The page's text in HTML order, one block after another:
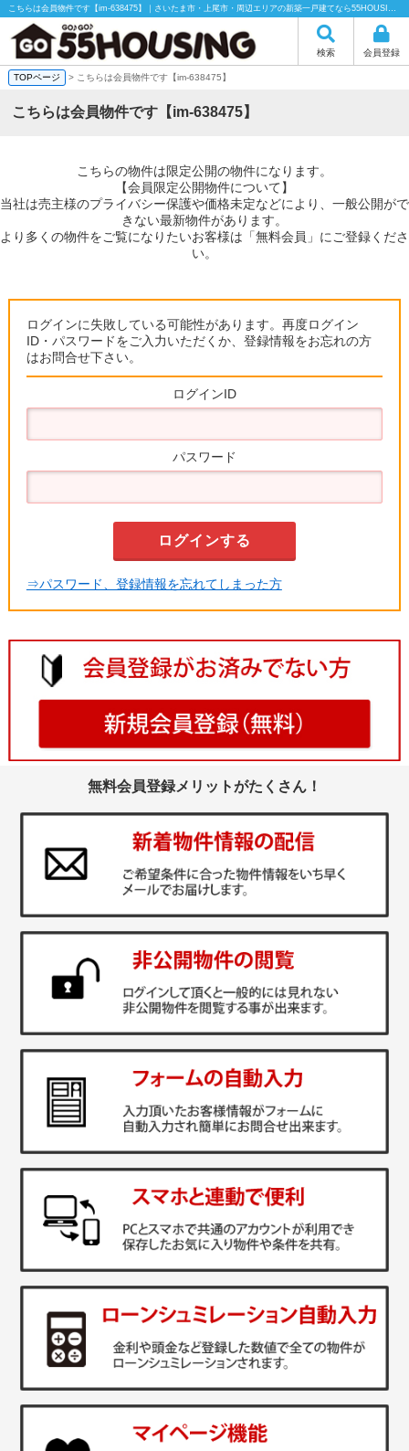
こちらは会員物件です【im-638475】｜さいたま市・上尾市・周辺エリアの新築一戸建てなら55HOUSING（55ハウジング）にお任せください！
検索 会員登録
TOPページ > こちらは会員物件です【im-638475】
こちらは会員物件です【im-638475】
こちらの物件は限定公開の物件になります。
【会員限定公開物件について】
当社は売主様のプライバシー保護や価格未定などにより、一般公開がで
きない最新物件があります。
より多くの物件をご覧になりたいお客様は「無料会員」にご登録くださ
い。
ログインに失敗している可能性があります。再度ログイン
ID・パスワードをご入力いただくか、登録情報をお忘れの方
はお問合せ下さい。
ログインID
パスワード
⇒パスワード、登録情報を忘れてしまった方
無料会員登録メリットがたくさん！